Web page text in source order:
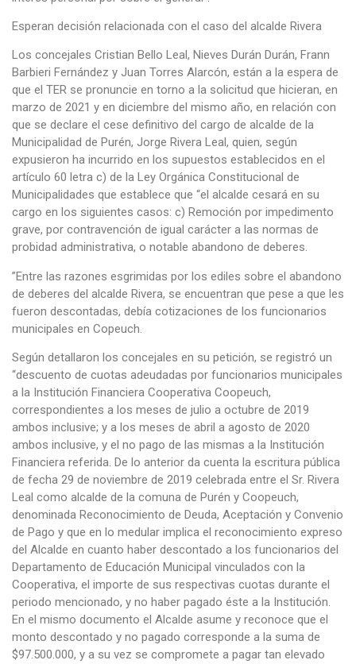
Esperan decisión relacionada con el caso del alcalde Rivera
Los concejales Cristian Bello Leal, Nieves Durán Durán, Frann
Barbieri Fernández y Juan Torres Alarcón, están a la espera de
que el TER se pronuncie en torno a la solicitud que hicieran, en
marzo de 2021 y en diciembre del mismo año, en relación con
que se declare el cese definitivo del cargo de alcalde de la
Municipalidad de Purén, Jorge Rivera Leal, quien, según
expusieron ha incurrido en los supuestos establecidos en el
artículo 60 letra c) de la Ley Orgánica Constitucional de
Municipalidades que establece que “el alcalde cesará en su
cargo en los siguientes casos: c) Remoción por impedimento
grave, por contravención de igual carácter a las normas de
probidad administrativa, o notable abandono de deberes.
”Entre las razones esgrimidas por los ediles sobre el abandono
de deberes del alcalde Rivera, se encuentran que pese a que les
fueron descontadas, debía cotizaciones de los funcionarios
municipales en Copeuch.
Según detallaron los concejales en su petición, se registró un
“descuento de cuotas adeudadas por funcionarios municipales
a la Institución Financiera Cooperativa Coopeuch,
correspondientes a los meses de julio a octubre de 2019
ambos inclusive; y a los meses de abril a agosto de 2020
ambos inclusive, y el no pago de las mismas a la Institución
Financiera referida. De lo anterior da cuenta la escritura pública
de fecha 29 de noviembre de 2019 celebrada entre el Sr. Rivera
Leal como alcalde de la comuna de Purén y Coopeuch,
denominada Reconocimiento de Deuda, Aceptación y Convenio
de Pago y que en lo medular implica el reconocimiento expreso
del Alcalde en cuanto haber descontado a los funcionarios del
Departamento de Educación Municipal vinculados con la
Cooperativa, el importe de sus respectivas cuotas durante el
periodo mencionado, y no haber pagado éste a la Institución.
En el mismo documento el Alcalde asume y reconoce que el
monto descontado y no pagado corresponde a la suma de
$97.500.000, y a su vez se compromete a pagar tan elevado